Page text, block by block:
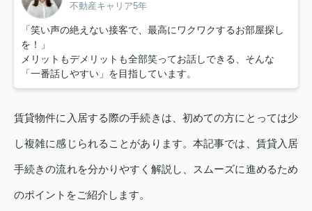
不動産キャリア5年
「笑い声の絶えない接客で、最高にワクワクするお部屋探し
を！」
メリットもデメリットも全部笑ってお話しできる、そんな
「一番話しやすい」を目指しています。
賃貸物件に入居する際の手続きは、初めての方にとっては少
し複雑に感じられることがあります。本記事では、賃貸入居
手続きの流れを分かりやすく解説し、スムーズに進めるため
のポイントをご紹介します。